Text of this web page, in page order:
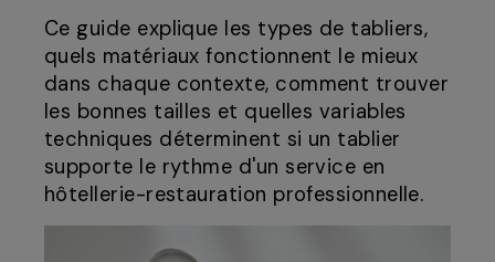
Ce guide explique les types de tabliers,
quels matériaux fonctionnent le mieux
dans chaque contexte, comment trouver
les bonnes tailles et quelles variables
techniques déterminent si un tablier
supporte le rythme d'un service en
hôtellerie-restauration professionnelle.